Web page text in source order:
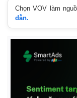
Pháp luật
Tin nóng
Tư vấn luật
Chọn VOV làm
dẫn.